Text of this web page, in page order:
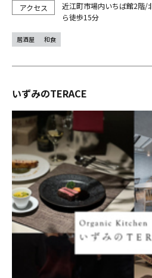
近江町市場内いちば館2階/
ら徒歩15分
居酒屋 和食
いずみのTERACE